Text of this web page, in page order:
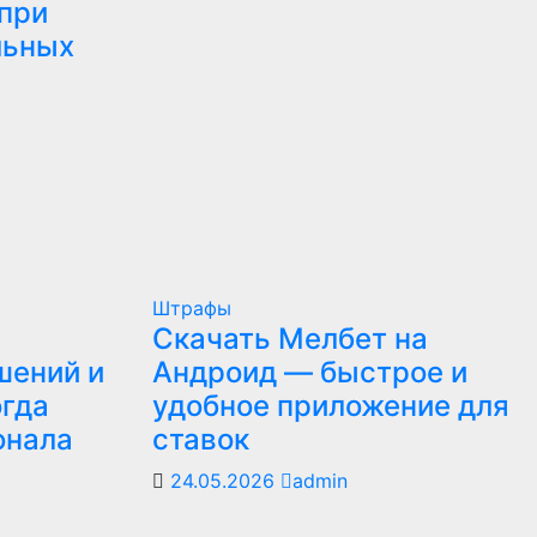
и
Штрафы
Скачать Мелбет на
Андроид — быстрое и
удобное приложение для
ставок
24.05.2026 admin